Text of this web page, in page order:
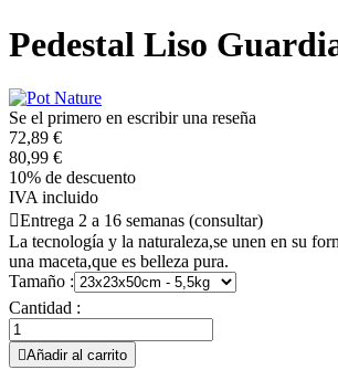
Pedestal Liso
Se el primero en escribir una reseña
72,89 €
80,99 €
10% de descuento
IVA incluido
Entrega 2 a 16 semanas (consultar)
La tecnología y la naturaleza,se unen en su
una maceta,que es belleza pura.
Tamaño :
Cantidad :
Añadir al carrito